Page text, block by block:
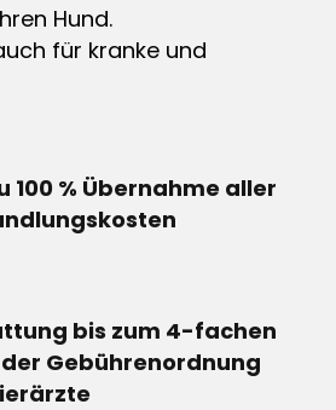
Hund.
für kranke und
100 % Übernahme aller
bis zum 4-fachen
Gebührenordnung